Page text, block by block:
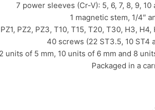
7 power sleeves (Cr-V): 5, 6, 7, 8, 9, 10
1 magnetic stem, 1/4″
PZ2, PZ3, T10, T15, T20, T30, H3, H4,
40 screws (22 ST3.5, 10 ST4
units of 5 mm, 10 units of 6 mm and 8
Packaged in a